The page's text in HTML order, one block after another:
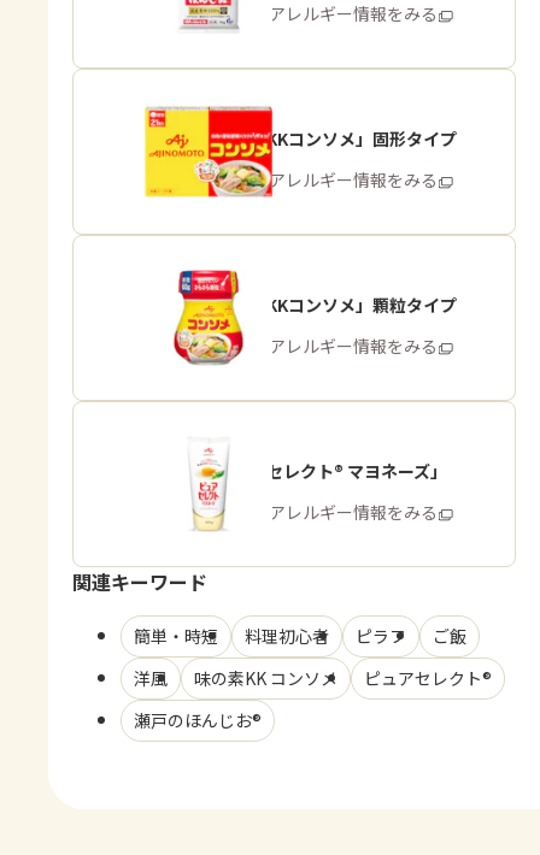
商品・アレルギー情報をみる
「味の素KKコンソメ」固形タイプ
商品・アレルギー情報をみる
「味の素KKコンソメ」顆粒タイプ
商品・アレルギー情報をみる
「ピュアセレクト® マヨネーズ」
商品・アレルギー情報をみる
関連キーワード
簡単・時短 料理初心者 ピラフ
ご飯
洋風
味の素KK コンソメ
ピュアセレクト®
瀬戸のほんじお®